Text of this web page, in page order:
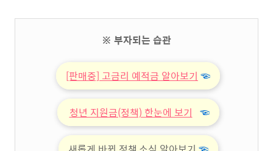
※ 부자되는 습관
[판매중] 고금리 예적금 알아보기 ☜
청년 지원금(정책) 한눈에 보기 ☜